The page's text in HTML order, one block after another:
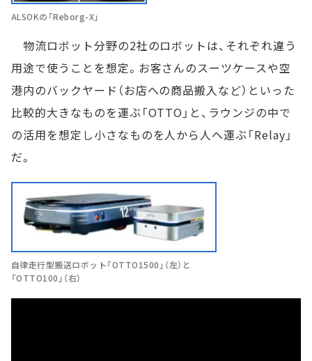
ALSOKの「Reborg-X」
物流ロボット分野の2社のロボットは、それぞれ違う
用途で使うことを想定。お客さんのスーツケースや空
港内のバックヤード（お店への商品搬入など）といった
比較的大きなものを運ぶ「OTTO」と、ラウンジの中で
の活用を想定し小さなものを人から人へ運ぶ「Relay」
だ。
自律走行型搬送ロボット「OTTO1500」（左）と
「OTTO100」（右）